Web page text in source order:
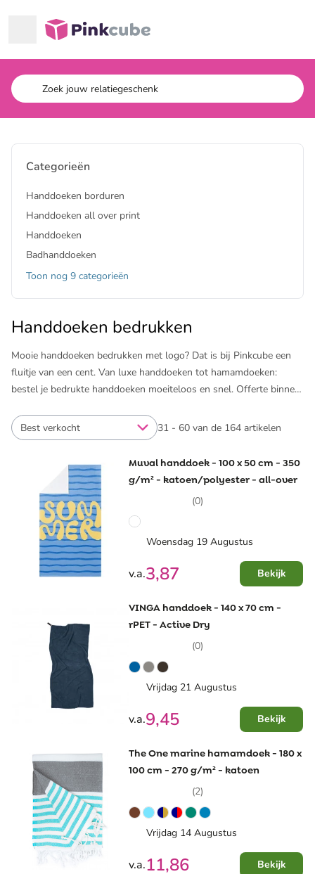
Pinkcube
Categorieën
Handdoeken borduren
Handdoeken all over print
Handdoeken
Badhanddoeken
Toon nog 9 categorieën
Handdoeken bedrukken
Mooie handdoeken bedrukken met logo? Dat is bij Pinkcube een
fluitje van een cent. Van luxe handdoeken tot hamamdoeken:
bestel je bedrukte handdoeken moeiteloos en snel. Offerte binnen
31 - 60 van de 164 artikelen
Best verkocht
Muval handdoek - 100 x 50 cm - 350
g/m² - katoen/polyester - all-over
(0)
Woensdag 19 Augustus
v.a.3,87 Bekijk
VINGA handdoek - 140 x 70 cm -
rPET - Active Dry
(0)
Vrijdag 21 Augustus
v.a.9,45 Bekijk
The One marine hamamdoek - 180 x
100 cm - 270 g/m² - katoen
(2)
Vrijdag 14 Augustus
v.a.11,86 Bekijk